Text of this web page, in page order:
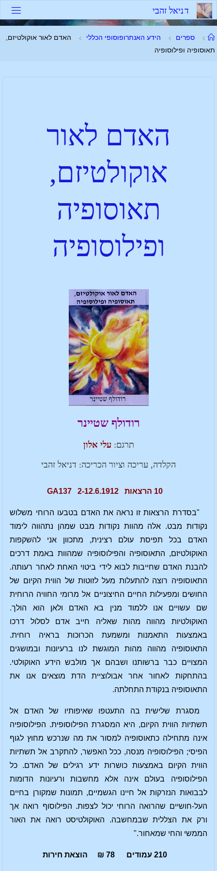
דניאל זהבי
ספרים הידע האנתרופוסופי הכללי
האדם לאור אוקולטיזם,
תאוסופיה ופילוסופיה
האדם לאור
אוקולטיזם,
תאוסופיה
ופילוסופיה
רודולף שטיינר
תרגם: עלי אלון
הקלדה, עריכה וציור הכריכה: דניאל זהבי
10 הרצאות 2-12.6.1912 GA137
"בסדרת הרצאות זו נראה את האדם בטבעו הרוחי משלוש
נקודות מבט. אלה מהוות נקודות מבט שמהן נתהווה לימוד
האדם בכל תפיסת עולם רצינית, מתכוון אני להשקפות
האוקולטיזם, התאוסופיה והפילוסופיה שמהוות באמת דרכים
להבנת האדם שחייבות לבוא לידי ביטוי האחת לאחר רעותה.
התאוסופיה רוצה להתעלות מעל לזוטות של הווית הקיום של
החושים ומפעילות החיים החיצוניים אל מרומי החוויה הרוחית
שם עשויים אנו ללמוד מנין בא האדם ולאן הוא הולך.
האוקולטיות מהווה מהות שאליה חייב אדם לסלול דרכו
באמצעות התאמנות ומשמעת הכרוכות בראיה רוחית.
התאוסופיה מהווה מהות המוגשת לנו ברעיונות ובמושגים
המצויים כבר ברשותנו ושבהם אך מולבש הידע האוקולטי.
בהתחקות לאחור אחר אבולוציית הדת מוצאים אנו את
התאוסופיה בנקודת התחלתה.
מסגרת שלישית בה התעטפו שאיפותיו של האדם אל
תשתיות הווית הקיום, היא המסגרת הפילוסופית. הפילוסופיה
אינה מתחילה כתאוסופיה למסור את מה שנרכש מחוץ לגוף
הפיסי; הפילוסופיה מנסה, ככל האפשר, להתקרב אל תשתיות
הווית הקיום באמצעות כושרות ידע רגילים של האדם. כל
הפילוסופיה בעולם אינה אלא מחשבות ורעיונות הדומות
לבבואות הנזרקות אל חיינו הגשמיים, תמונות שמקורן בחיים
העל-חושיים שהרואה הרוחי יכול לצפות. הפילוסוף רואה אך
ורק את הצללית שבמחשבה. האוקולטיסט רואה את האור
הממשי והחי שמאחור."
210 עמודים 78 ₪ הוצאת חירות